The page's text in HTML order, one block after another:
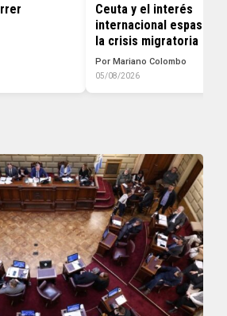
Ceuta y el interés
internacional
la crisis migratoria
Por Mariano Colombo
05/08/2026